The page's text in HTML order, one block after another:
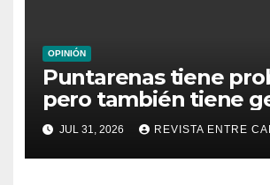
OPINIÓN
Puntarenas tiene
pero también tiene
que los enfrenta
JUL 31, 2026 REVISTA ENTRE